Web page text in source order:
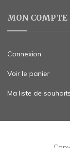
MON COMPTE
Connexion
Voir le panier
Ma liste de souhaits